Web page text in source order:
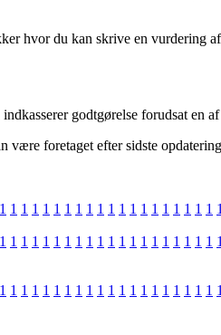
hvor du kan skrive en vurdering
godtgørelse forudsat en
være foretaget efter sidste
1 1 1 1 1 1 1 1 1 1 1 1 1 1 1 1 1 1 1 1 1
1 1 1 1 1 1 1 1 1 1 1 1 1 1 1 1 1 1 1 1 1
1 1 1 1 1 1 1 1 1 1 1 1 1 1 1 1 1 1 1 1 1